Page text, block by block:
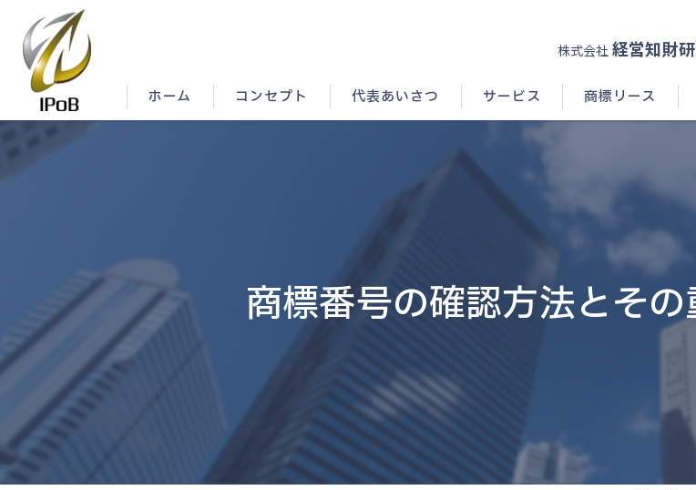
株式会社 経営知財
ホーム コンセプト 代表あいさつ サービス 商標リース
商標番号の確認方法とそ